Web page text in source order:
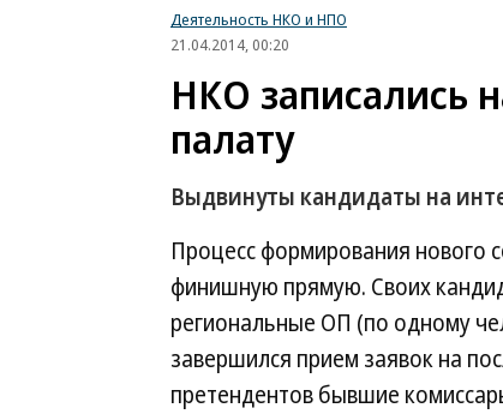
Деятельность НКО и НПО
21.04.2014, 00:20
НКО записались
палату
Выдвинуты кандидаты на
Процесс формирования нового
финишную прямую. Своих
региональные ОП (по одному
завершился прием заявок на
претендентов бывшие